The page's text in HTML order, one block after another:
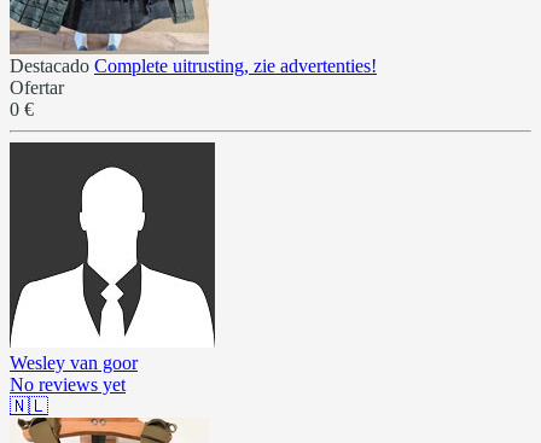
Destacado Complete uitrusting, zie advertenties!
Ofertar
0 €
Wesley van goor
No reviews yet
🇳🇱